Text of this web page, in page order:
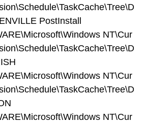
PostInstall
NT\Cur
NT\Cur
NT\Cur